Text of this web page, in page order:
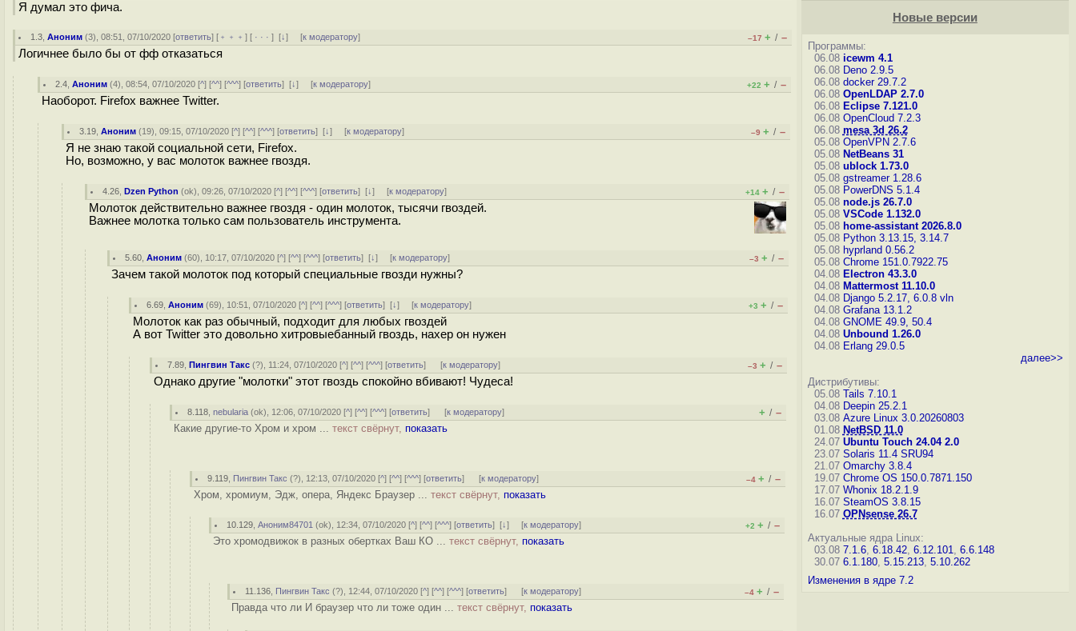
Я думал это фича.
1.3 ,Аноним (3), 08:51, 07/10/2020 [ответить] [ ﹢﹢﹢] [ · · ·][↓] [к модератору] –17 + / –
Логичнее было бы от фф отказаться
2.4 ,Аноним (4), 08:54, 07/10/2020 [^] [^^] [^^^] [ответить][↓] [к модератору] +22 + / –
Наоборот. Firefox важнее Twitter.
3.19 ,Аноним (19), 09:15, 07/10/2020 [^] [^^] [^^^] [ответить][↓] [к модератору] –9 + / –
Я не знаю такой социальной сети, Firefox.
Но, возможно, у вас молоток важнее гвоздя.
4.26 ,Dzen Python (ok), 09:26, 07/10/2020 [^] [^^] [^^^] [ответить][↓] [к модератору] +14 + / –
Молоток действительно важнее гвоздя - один молоток, тысячи гвоздей.
Важнее молотка только сам пользователь инструмента.
5.60 ,Аноним (60), 10:17, 07/10/2020 [^] [^^] [^^^] [ответить][↓] [к модератору] –3 + / –
Зачем такой молоток под который специальные гвозди нужны?
6.69 ,Аноним (69), 10:51, 07/10/2020 [^] [^^] [^^^] [ответить][↓] [к модератору] +3 + / –
Молоток как раз обычный, подходит для любых гвоздей
А вот Twitter это довольно хитровыебанный гвоздь, нахер он нужен
7.89 ,Пингвин Такс (?), 11:24, 07/10/2020 [^] [^^] [^^^] [ответить] [к модератору] –3 + / –
Однако другие "молотки" этот гвоздь спокойно вбивают! Чудеса!
8.118 ,nebularia (ok), 12:06, 07/10/2020 [^] [^^] [^^^] [ответить] [к модератору] + / –
Какие другие-то Хром и хром ... текст свёрнут, показать
9.119 Пингвин Такс (?), 12:13, 07/10/2020 [^] [^^] [^^^] [ответить] [к модератору] –4 + / –
Хром, хромиум, Эдж, опера, Яндекс Браузер ... текст свёрнут, показать
10.129 ,Аноним84701 (ok), 12:34, 07/10/2020 [^] [^^] [^^^] [ответить][↓] [к модератору] +2 + / –
Это хромодвижок в разных обертках Ваш КО ... текст свёрнут, показать
11.136 Пингвин Такс (?), 12:44, 07/10/2020 [^] [^^] [^^^] [ответить] [к модератору] –4 + / –
Правда что ли И браузер что ли тоже один ... текст свёрнут, показать
Новые версии
Программы:
06.08 icewm 4.1
06.08 Deno 2.9.5
06.08 docker 29.7.2
06.08 OpenLDAP 2.7.0
06.08 Eclipse 7.121.0
06.08 OpenCloud 7.2.3
06.08 mesa 3d 26.2
05.08 OpenVPN 2.7.6
05.08 NetBeans 31
05.08 ublock 1.73.0
05.08 gstreamer 1.28.6
05.08 PowerDNS 5.1.4
05.08 node.js 26.7.0
05.08 VSCode 1.132.0
05.08 home-assistant 2026.8.0
05.08 Python 3.13.15, 3.14.7
05.08 hyprland 0.56.2
05.08 Chrome 151.0.7922.75
04.08 Electron 43.3.0
04.08 Mattermost 11.10.0
04.08 Django 5.2.17, 6.0.8 vln
04.08 Grafana 13.1.2
04.08 GNOME 49.9, 50.4
04.08 Unbound 1.26.0
04.08 Erlang 29.0.5
далее>>
Дистрибутивы:
05.08 Tails 7.10.1
04.08 Deepin 25.2.1
03.08 Azure Linux 3.0.20260803
01.08 NetBSD 11.0
24.07 Ubuntu Touch 24.04 2.0
23.07 Solaris 11.4 SRU94
21.07 Omarchy 3.8.4
19.07 Chrome OS 150.0.7871.150
17.07 Whonix 18.2.1.9
16.07 SteamOS 3.8.15
16.07 OPNsense 26.7
Актуальные ядра Linux:
03.08 7.1.6, 6.18.42, 6.12.101, 6.6.148
30.07 6.1.180, 5.15.213, 5.10.262
Изменения в ядре 7.2